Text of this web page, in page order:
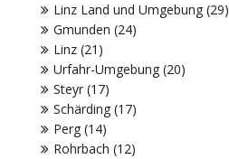
Linz Land und Umgebung (29)
Gmunden (24)
Linz (21)
Urfahr-Umgebung (20)
Steyr (17)
Schärding (17)
Perg (14)
Rohrbach (12)